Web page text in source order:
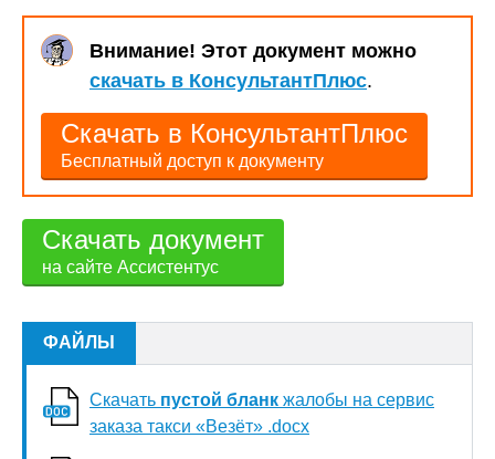
Внимание! Этот документ можно
скачать в КонсультантПлюс.
Скачать в КонсультантПлюс
Бесплатный доступ к документу
Скачать документ
на сайте Ассистентус
ФАЙЛЫ
Скачать пустой бланк жалобы на сервис
заказа такси «Везёт» .docx